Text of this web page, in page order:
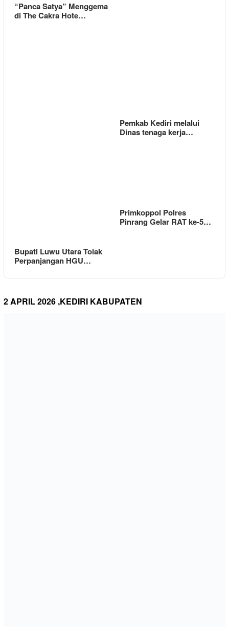
“Panca Satya” Menggema
di The Cakra Hote…
Pemkab Kediri melalui
Dinas tenaga kerja…
Bupati Luwu Utara Tolak
Perpanjangan HGU…
Primkoppol Polres
Pinrang Gelar RAT ke-5…
2 APRIL 2026 ,KEDIRI KABUPATEN